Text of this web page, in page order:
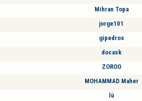
Mihran Topa
jorge101
gipedros
docask
ZOROO
MOHAMMAD Maher
lù